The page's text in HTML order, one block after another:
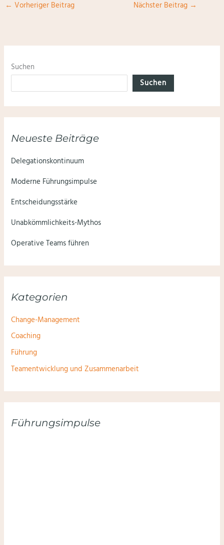
← Vorheriger Beitrag Nächster Beitrag →
Suchen
Suchen
Neueste Beiträge
Delegationskontinuum
Moderne Führungsimpulse
Entscheidungsstärke
Unabkömmlichkeits-Mythos
Operative Teams führen
Kategorien
Change-Management
Coaching
Führung
Teamentwicklung und Zusammenarbeit
Führungsimpulse